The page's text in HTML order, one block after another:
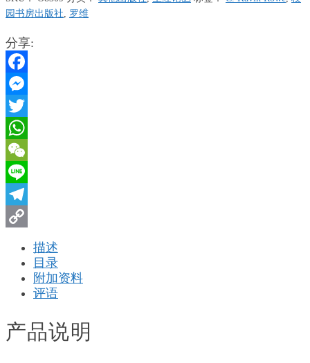
下
福
音
-
看
使
徒
行
传
如
何
搅
动
希
园书房出版社, 罗维
分享:
Facebook
Messenger
Twitter
WhatsApp
WeChat
Line
Telegram
Link
描述
目录
附加资料
评语
产品说明